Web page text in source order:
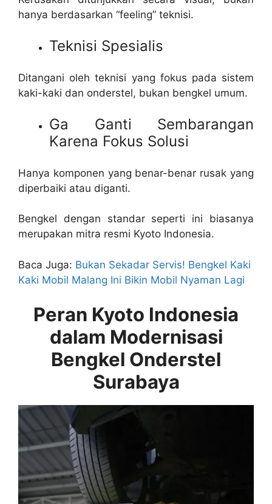
hanya berdasarkan “feeling” teknisi.
Teknisi Spesialis
Ditangani oleh teknisi yang fokus pada sistem
kaki-kaki dan onderstel, bukan bengkel umum.
Ga Ganti Sembarangan
Karena Fokus Solusi
Hanya komponen yang benar-benar rusak yang
diperbaiki atau diganti.
Bengkel dengan standar seperti ini biasanya
merupakan mitra resmi Kyoto Indonesia.
Baca Juga: Bukan Sekadar Servis! Bengkel Kaki
Kaki Mobil Malang Ini Bikin Mobil Nyaman Lagi
Peran Kyoto Indonesia
dalam Modernisasi
Bengkel Onderstel
Surabaya